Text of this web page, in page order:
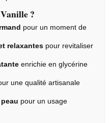
?
pour un moment de
relaxantes pour revitaliser
enrichie en glycérine
une qualité artisanale
pour un usage